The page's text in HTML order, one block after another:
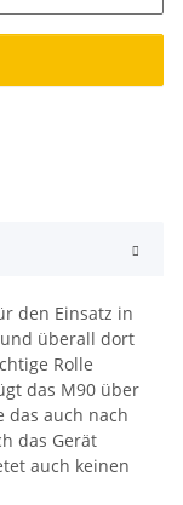
den Einsatz in
überall dort
Rolle
das M90 über
das auch nach
das Gerät
auch keinen